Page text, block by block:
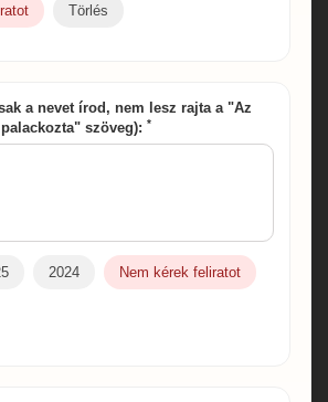
Törlés
a nevet írod, nem lesz rajta a "Az
szöveg): *
2024 Nem kérek feliratot